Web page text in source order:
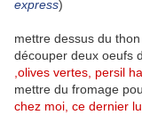
express)
mettre dessus du thon
découper deux oeufs
,olives vertes, persil
mettre du fromage
chez moi, ce dernier